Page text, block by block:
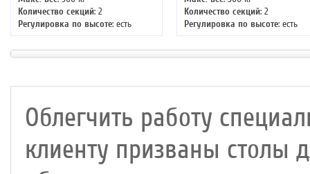
Количество секций: 2
Регулировка по высоте: есть
Ширина: 76
Цвет: бежевый
Количество секций: 2
Регулировка по высоте: есть
Ширина: 76
Цвет: кофе
Облегчить работу
клиенту призваны столы